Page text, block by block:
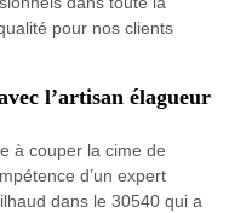
pour nos clients
l’artisan élagueur
à couper la cime de
d’un expert
dans le 30540 qui a